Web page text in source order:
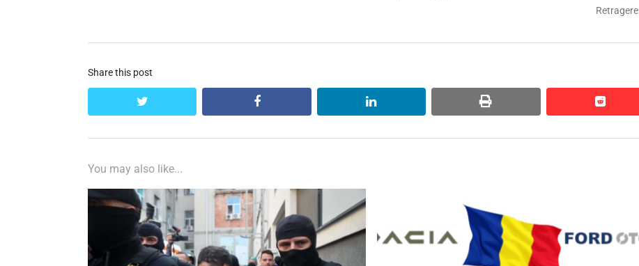
Retragere
Share this post
twitter facebook linkedin print reddit
reddit
You may also like...